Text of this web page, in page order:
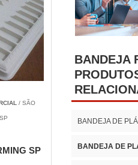
/ SÃO
SP
BANDEJA
BANDEJA DE
BANDEJA DE